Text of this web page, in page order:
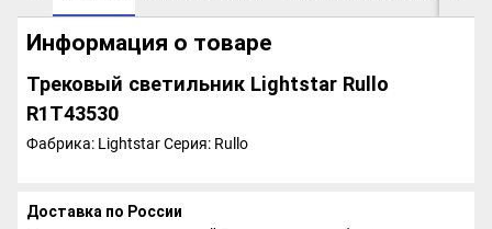
Информация о товаре
Трековый светильник Lightstar Rullo
R1T43530
Фабрика: LightstarСерия: Rullo
Доставка по России